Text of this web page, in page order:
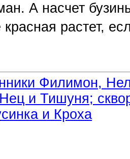
А насчет
растет,
Филимон,
и Тишуня;
и Кроха